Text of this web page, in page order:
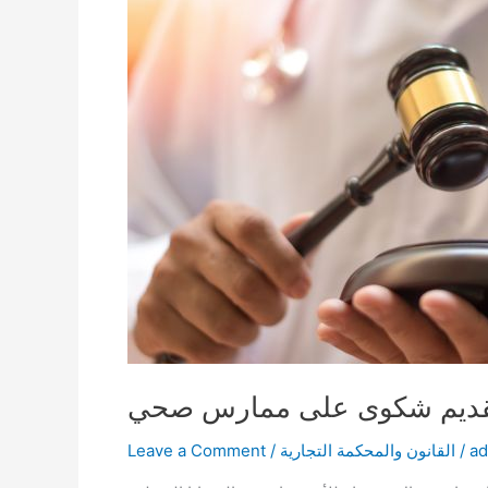
شكوى على ممارس صحي
Leave a Comment / القانون والمحكمة التجارية /